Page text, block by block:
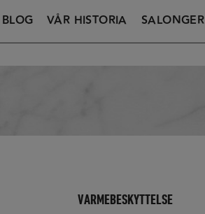
VÅR HISTORIA SALONGER
VARMEBESKYTTELSE